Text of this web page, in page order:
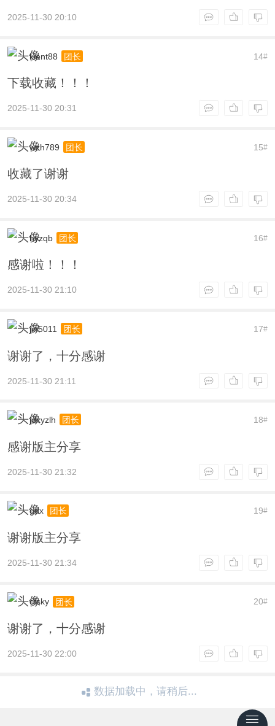
2025-11-30 20:10
14#
kient88 团长
下载收藏！！！
2025-11-30 20:31
15#
wzh789 团长
收藏了谢谢
2025-11-30 20:34
16#
hyzqb 团长
感谢啦！！！
2025-11-30 21:10
17#
jin5011 团长
谢谢了，十分感谢
2025-11-30 21:11
18#
jdxyzlh 团长
感谢版主分享
2025-11-30 21:32
19#
gdx 团长
谢谢版主分享
2025-11-30 21:34
20#
cfsky 团长
谢谢了，十分感谢
2025-11-30 22:00
数据加载中，请稍后...